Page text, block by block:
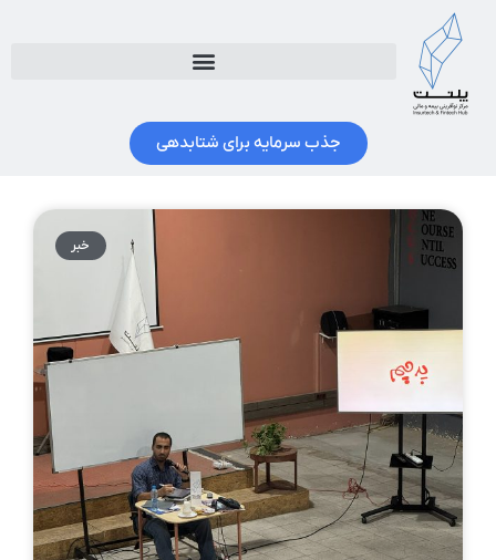
جذب سرمایه برای شتابدهی
خبر